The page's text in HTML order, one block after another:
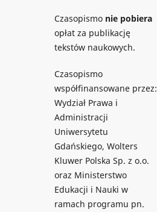
Czasopismo nie pobiera
opłat za publikację
tekstów naukowych.
Czasopismo
współfinansowane przez:
Wydział Prawa i
Administracji
Uniwersytetu
Gdańskiego, Wolters
Kluwer Polska Sp. z o.o.
oraz Ministerstwo
Edukacji i Nauki w
ramach programu pn.